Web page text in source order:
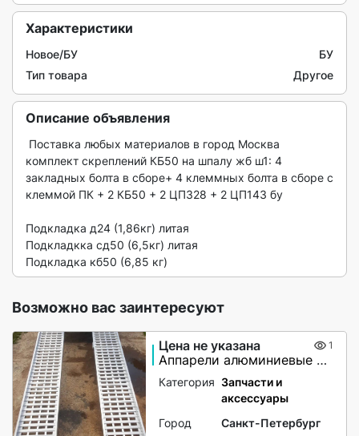
Характеристики
Новое/БУ
БУ
Тип товара
Другое
Описание объявления
комплект скреплений КБ50 на шпалу жб ш1: 4
закладных болта в сборе+ 4 клеммных болта в сборе с
клеммой ПК + 2 КБ50 + 2 ЦП328 + 2 ЦП143 бу
Подкладка д24 (1,86кг) литая
Подкладкка сд50 (6,5кг) литая
Подкладка кб50 (6,85 кг)
Возможно вас заинтересуют
Цена не указана 1
Аппарели алюминиевые с бортами
Категория Запчасти и
аксессуары
Город
Санкт-Петербург